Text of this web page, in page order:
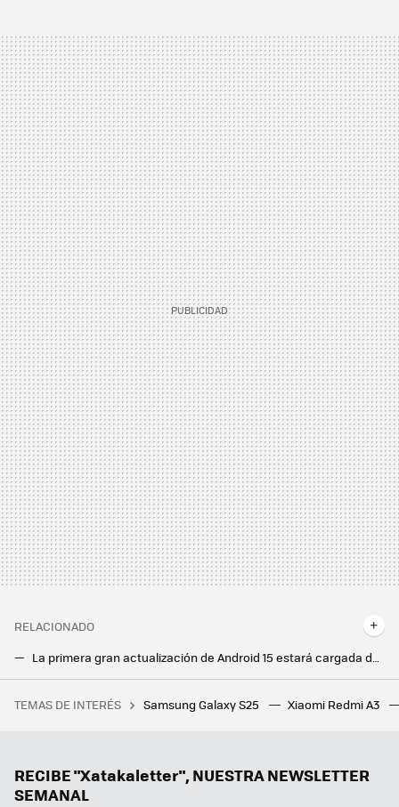
RELACIONADO
La primera gran actualización de Android 15 estará cargada de novedades y ya puedes probar algunas en tu Pixel
Si tienes uno de estos móviles Samsung, tendrás que esperar un poco más para tener One UI 6.1.1
Habrá Xbox portátil este año según Windows Central. Es la validación absoluta de la revolución de la Steam Deck
TEMAS DE INTERÉS Samsung Galaxy S25 Xiaomi Redmi A3
RECIBE "Xatakaletter", NUESTRA NEWSLETTER
SEMANAL